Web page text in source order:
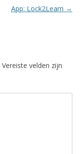
App: Lock2Learn →
Vereiste velden zijn